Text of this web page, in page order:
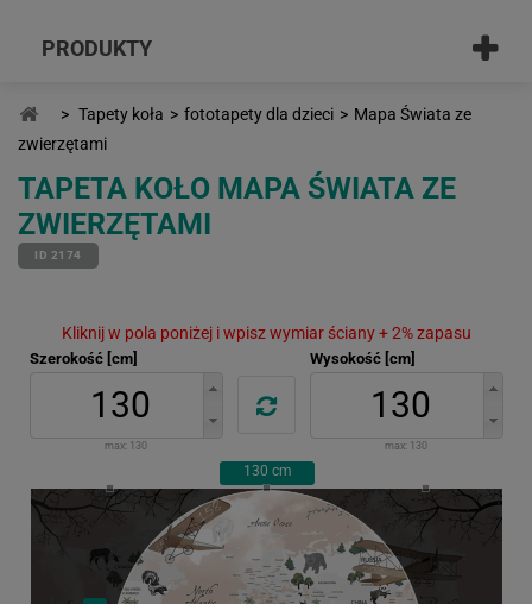
PRODUKTY
> Tapety koła > fototapety dla dzieci > Mapa Świata ze
zwierzętami
TAPETA KOŁO MAPA ŚWIATA ZE
ZWIERZĘTAMI
ID 2174
Kliknij w pola poniżej i wpisz wymiar ściany + 2% zapasu
Szerokość [cm]
max: 130
Wysokość [cm]
max: 130
130 cm